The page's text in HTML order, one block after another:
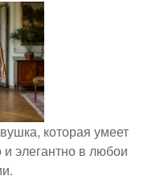
которая умеет
и элегантно в любои